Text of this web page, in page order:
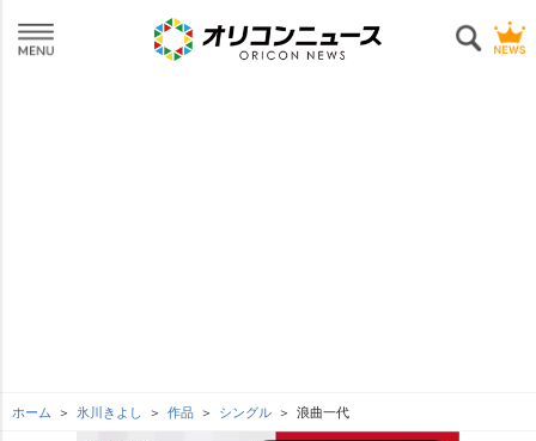
ホーム 氷川きよし 作品 シングル 浪曲一代